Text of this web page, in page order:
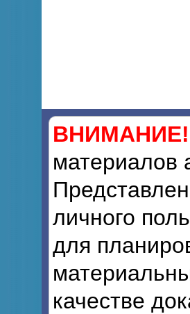
ВНИМАНИЕ!
материалов
личного
для
качестве